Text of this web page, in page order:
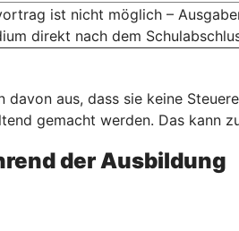
ist nicht möglich –
direkt nach dem
aus, dass sie keine
gemacht werden. Das kann
der Ausbildung